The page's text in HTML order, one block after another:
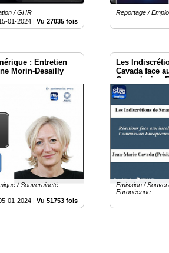
/ GHR
01-2024 |Vu 27035 fois
Reportage /
: Entretien
Morin-Desailly
/ Souveraineté
01-2024 |Vu 51753 fois
Les
Cavada face
Commission
Emission /
Européenne